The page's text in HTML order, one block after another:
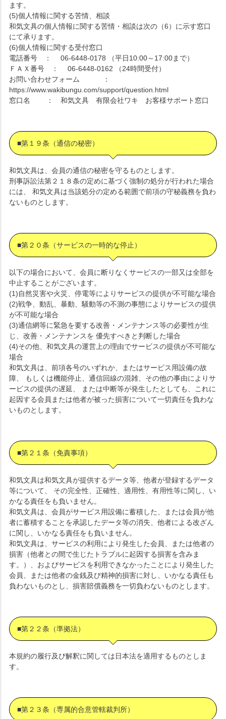
ます。
(5)個人情報に関する苦情、相談
和気文具の個人情報に関する苦情・相談は次の（6）に示す窓口
にて承ります。
(6)個人情報に関する受付窓口
電話番号 ： 06-6448-0178 （平日10:00～17:00まで）
ＦＡＸ番号 ： 06-6448-0162 （24時間受付）
お問い合わせフォーム ：
https://www.wakibungu.com/support/question.html
窓口名 ： 和気文具 有限会社ワキ お客様サポート窓口
■第１９条（通信の秘密）
和気文具は、会員の通信の秘密を守るものとします。
刑事訴訟法第２１８条の定めに基づく強制の処分が行われた場合
には、 和気文具は当該処分の定める範囲で前項の守秘義務を負わ
ないものとします。
■第２０条（サービスの一時的な停止）
以下の場合において、会員に断りなくサービスの一部又は全部を
中止することがございます。
(1)自然災害や火災、停電等によりサービスの提供が不可能な場合
(2)戦争、動乱、暴動、騒動等の不測の事態によりサービスの提供
が不可能な場合
(3)通信網等に緊急を要する改善・メンテナンス等の必要性が生
じ、改善・メンテナンスを 優先すべきと判断した場合
(4)その他、和気文具の運営上の理由でサービスの提供が不可能な
場合
和気文具は、前項各号のいずれか、またはサービス用設備の故
障、 もしくは機能停止、通信回線の混雑、その他の事由によりサ
ービスの提供の遅延、 または中断等が発生したとしても、これに
起因する会員または他者が被った損害について一切責任を負わな
いものとします。
■第２１条（免責事項）
和気文具は和気文具が提供するデータ等、他者が登録するデータ
等について、 その完全性、正確性、適用性、有用性等に関し、い
かなる責任をも負いません。
和気文具は、会員がサービス用設備に蓄積した、または会員が他
者に蓄積することを承認したデータ等の消失、他者による改ざん
に関し、いかなる責任をも負いません。
和気文具は、サービスの利用により発生した会員、または他者の
損害（他者との間で生じたトラブルに起因する損害を含みま
す。）、およびサービスを利用できなかったことにより発生した
会員、または他者の金銭及び精神的損害に対し、いかなる責任も
負わないものとし、損害賠償義務を一切負わないものとします。
■第２２条（準拠法）
本規約の履行及び解釈に関しては日本法を適用するものとしま
す。
■第２３条（専属的合意管轄裁判所）